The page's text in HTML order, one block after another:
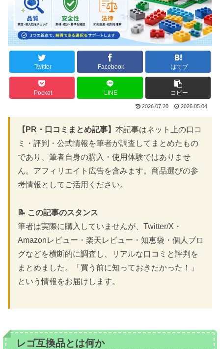
Twitter Facebook はてブ
Pocket LINE コピー
2026.07.20 2026.05.04
【PR・口コミまとめ記事】 本記事はネット上の口コ
ミ・評判・公式情報を筆者が調査してまとめたもの
であり、筆者自身の購入・使用体験ではありませ
ん。アフィリエイト広告を含みます。商品選びの参
考情報としてご活用ください。
📝 この記事のスタンス
筆者は実際に購入していませんが、Twitter/X・
Amazonレビュー・楽天レビュー・知恵袋・個人ブロ
グなどを横断的に調査し、リアルな口コミと評判を
まとめました。「買う前に知っておきたかった！」
という情報をお届けします。
レゴ互換品とは何か